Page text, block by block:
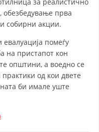
РАЗВОЈ
ПОСТАВЕНОСТ
прва
собирни акции.
евалуација помеѓу
на пристапот кон
општини, а воедно се
од кои двете
би имале уште